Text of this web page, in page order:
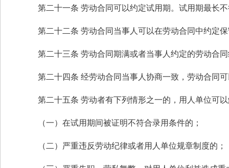
第二十一条 劳动合同可以约定试用期。试用期最长
第二十二条 劳动合同当事人可以在劳动合同中约定
第二十三条 劳动合同期满或者当事人约定的劳动合
第二十四条 经劳动合同当事人协商一致，劳动合同
第二十五条 劳动者有下列情形之一的，用人单位可
（一）在试用期间被证明不符合录用条件的；
（二）严重违反劳动纪律或者用人单位规章制度的；